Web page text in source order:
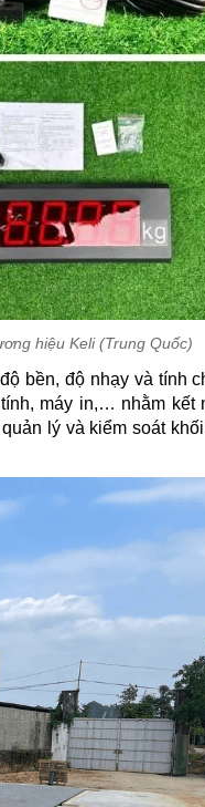
hiệu Keli (Trung Quốc)
bền, độ nhạy và tính
máy in,… nhằm kết
lý và kiểm soát